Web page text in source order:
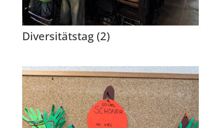
Diversitätstag (2)